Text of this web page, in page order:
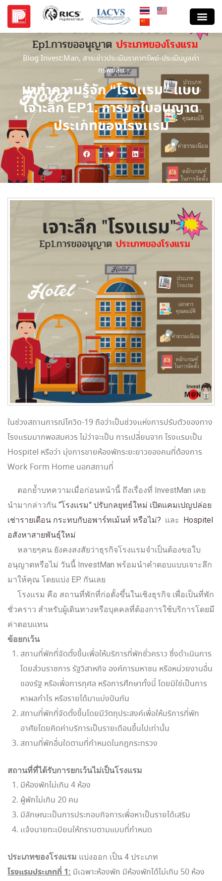
Blog Invest:Man, สาระข่าวประเมินราคาทรัพย์-ประเมินมูลค่า
ทรัพย์สิน
มาทำความรู้จัก “โรงเเรม” แบบ
เจาะลึก EP1. การขอใบอนุญาต
ประเภทของโรงเเรม
ในช่วงสถานการณ์โควิด-19 ถือว่าเป็นช่วงเเห่งการปรับตัวของทาง
โรงเเรมมากพอสมควร ไม่ว่าจะเป็น การเปลี่ยนจาก โรงเเรมเป็น
Hospitel หรือว่า มุ่งการขายห้องพักระยะยาวของคนที่ต้องการ
Work Form Home นอกสถานที่
ตอกย้ำบทความเมื่อก่อนหน้านี้ ถึงเรื่องที่ InvestMan เคย
นำมากล่าวกัน “โรงเเรม” ปรับกลยุทธ์ใหม่ เปิดแคมเปญปล่อย
เช่ารายเดือน กระทบกับอพาร์ทเม้นท์ หรือไม่? เเละ
Hospitel
อสังหาสายพันธุ์ใหม่
หลายๆคน ยังคงสงสัยว่าธุรกิจโรงเเรมจำเป็นต้องขอใบ
อนุญาตหรือไม่ วันนี้ InvestMan พร้อมนำคำตอบแบบเจาะลึก
มาให้คุณ โดยแบ่ง EP. กันเลย
โรงเเรม คือ สถานที่พักที่ก่อตั้งขึ้นในเชิงธุรกิจ เพื่อเป็นที่พัก
ชั่วคราว สำหรับผู้เดินทางหรือบุคคลที่ต้องการใช้บริการโดยมี
ค่าตอบเเทน
ข้อยกเว้น
สถานที่พักที่จัดตั้งขึ้นเพื่อให้บริการที่พักชั่วคราว ซึ่งดำเนินการ
โดยส่วนราชการ รัฐวิสาหกิจ องค์การมหาชน หรือหน่วยงานอื่น
ของรัฐ หรือเพื่อการกุศล หรือการศึกษาทั้งนี้ โดยมิใช่เป็นการ
หาผลกำไร หรือรายได้มาแบ่งปันกัน
สถานที่พักที่จัดตั้งขึ้นโดยมีวัตถุประสงค์เพื่อให้บริการที่พัก
อาศัยโดยคิดค่าบริการเป็นรายเดือนขึ้นไปเท่านั้น
สถานที่พักอื่นใดตามที่กำหนดในกฎกระทรวง
สถานที่ที่ได้รับการยกเว้นไม่เป็นโรงเเรม
มีห้องพักไม่เกิน 4 ห้อง
ผู้พักไม่เกิน 20 คน
มีลักษณะเป็นการประกอบกิจการเพื่อหาเป็นรายได้เสริม
เเจ้งนายทะเบียนให้ทราบตามแบบที่กำหนด
ประเภทของโรงเเรม แบ่งออก เป็น 4 ประเภท
โรงแรมประเภทที่ 1: มีเฉพาะห้องพัก มีห้องพักได้ไม่เกิน 50 ห้อง